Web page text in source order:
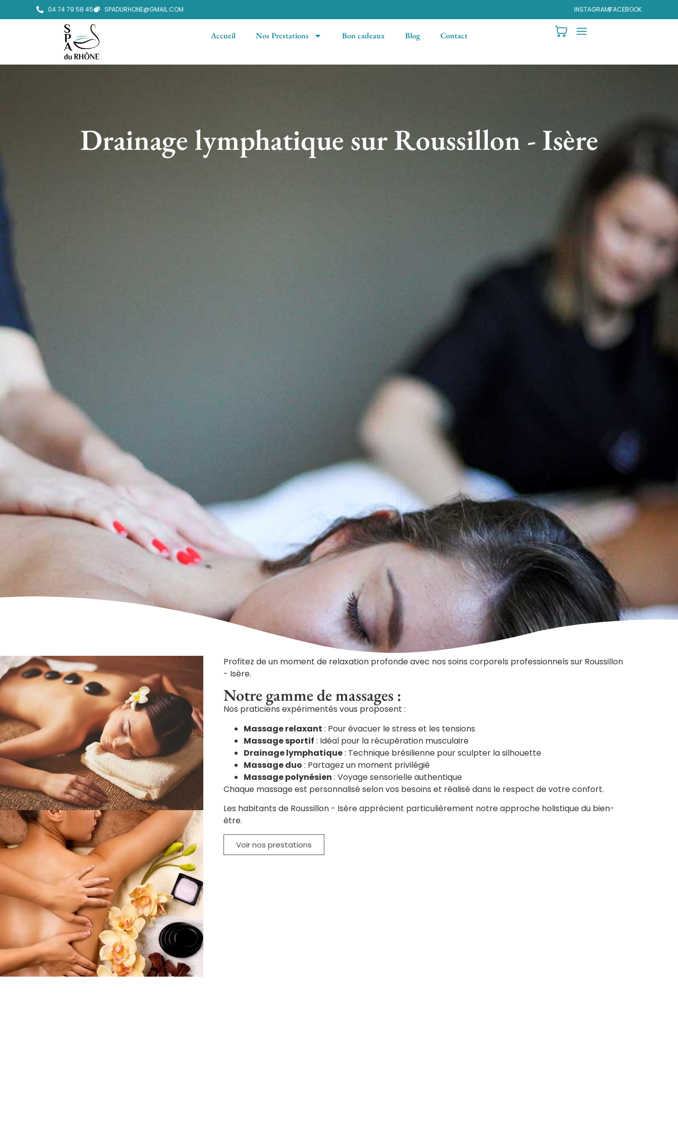
04 74 79 58 45 SPADURHONE@GMAIL.COM INSTAGRAMFACEBOOK
Accueil Nos Prestations Bon cadeaux Blog Contact
Drainage lymphatique sur Roussillon - Isère
Profitez de un moment de relaxation profonde avec nos soins corporels professionnels sur Roussillon
- Isère.
Notre gamme de massages :
Nos praticiens expérimentés vous proposent :
Massage relaxant : Pour évacuer le stress et les tensions
Massage sportif : Idéal pour la récupération musculaire
Drainage lymphatique: Technique brésilienne pour sculpter la silhouette
Massage duo : Partagez un moment privilégié
Massage polynésien : Voyage sensorielle authentique
Chaque massage est personnalisé selon vos besoins et réalisé dans le respect de votre confort.
Les habitants de Roussillon - Isère apprécient particulièrement notre approche holistique du bien-
être.
Voir nos prestations